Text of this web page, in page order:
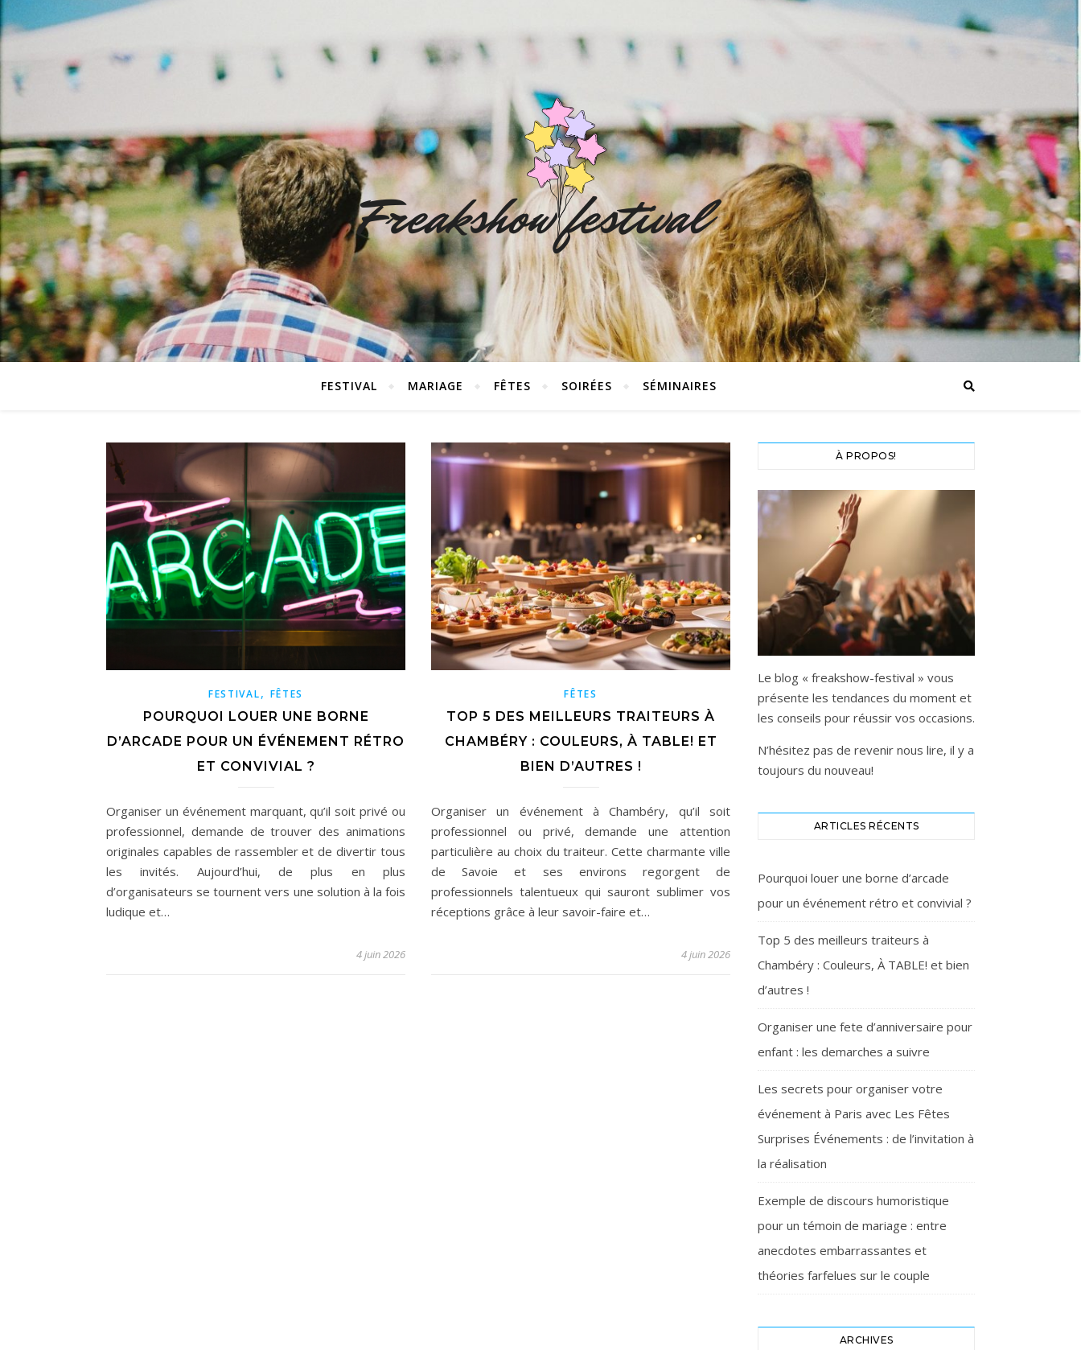
FESTIVAL MARIAGE FÊTES SOIRÉES SÉMINAIRES
FESTIVAL, FÊTES
POURQUOI LOUER UNE BORNE
D’ARCADE POUR UN ÉVÉNEMENT RÉTRO
ET CONVIVIAL ?
Organiser un événement marquant, qu’il soit privé ou
professionnel, demande de trouver des animations
originales capables de rassembler et de divertir tous
les invités. Aujourd’hui, de plus en plus
d’organisateurs se tournent vers une solution à la fois
ludique et…
4 juin 2026
FÊTES
TOP 5 DES MEILLEURS TRAITEURS À
CHAMBÉRY : COULEURS, À TABLE! ET
BIEN D’AUTRES !
Organiser un événement à Chambéry, qu’il soit
professionnel ou privé, demande une attention
particulière au choix du traiteur. Cette charmante ville
de Savoie et ses environs regorgent de
professionnels talentueux qui sauront sublimer vos
réceptions grâce à leur savoir-faire et…
4 juin 2026
À PROPOS!
Le blog « freakshow-festival » vous
présente les tendances du moment et
les conseils pour réussir vos occasions.
N’hésitez pas de revenir nous lire, il y a
toujours du nouveau!
ARTICLES RÉCENTS
Pourquoi louer une borne d’arcade
pour un événement rétro et convivial ?
Top 5 des meilleurs traiteurs à
Chambéry : Couleurs, À TABLE! et bien
d’autres !
Organiser une fete d’anniversaire pour
enfant : les demarches a suivre
Les secrets pour organiser votre
événement à Paris avec Les Fêtes
Surprises Événements : de l’invitation à
la réalisation
Exemple de discours humoristique
pour un témoin de mariage : entre
anecdotes embarrassantes et
théories farfelues sur le couple
ARCHIVES